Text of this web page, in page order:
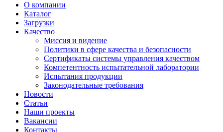
О компании
Каталог
Загрузки
Качество
Миссия и видение
Политики в сфере качества и безопасности
Сертификаты системы управления качеством
Компетентность испытательной лаборатории
Испытания продукции
Законодательные требования
Новости
Статьи
Наши проекты
Вакансии
Контакты